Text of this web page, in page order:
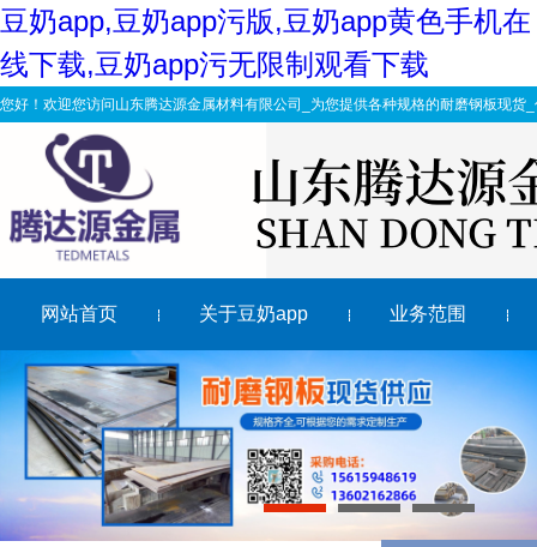
豆奶app,豆奶app污版,豆奶app黄色手机在
线下载,豆奶app污无限制观看下载
您好！欢迎您访问山东腾达源金属材料有限公司_为您提供各种规格的耐磨钢板现货
网站首页 关于豆奶app 业务范围
1 2 3
在Nm500耐磨钢板上使用数控等离子切割的优点
NM400耐磨钢板焊接用什么焊条
泰安选择合适的nm500耐磨钢板切割厂家有多重要?
请看，豆奶app污无限制观看下载加工如何保质保量完成工
豆奶app黄色手机在线下载的冲洗损坏解决方案